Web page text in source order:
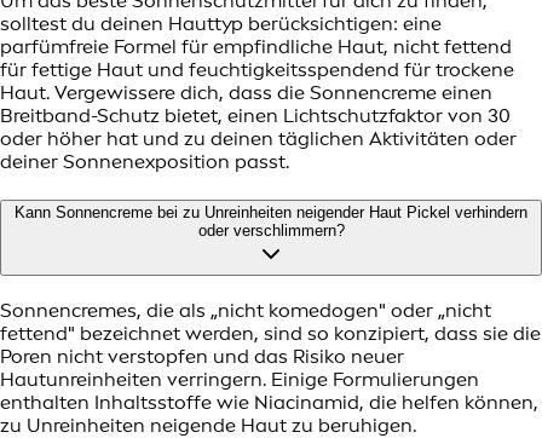
solltest du deinen Hauttyp berücksichtigen: eine
parfümfreie Formel für empfindliche Haut, nicht fettend
für fettige Haut und feuchtigkeitsspendend für trockene
Haut. Vergewissere dich, dass die Sonnencreme einen
Breitband-Schutz bietet, einen Lichtschutzfaktor von 30
oder höher hat und zu deinen täglichen Aktivitäten oder
deiner Sonnenexposition passt.
Kann Sonnencreme bei zu Unreinheiten neigender Haut Pickel verhindern
oder verschlimmern?
Sonnencremes, die als „nicht komedogen" oder „nicht
fettend" bezeichnet werden, sind so konzipiert, dass sie die
Poren nicht verstopfen und das Risiko neuer
Hautunreinheiten verringern. Einige Formulierungen
enthalten Inhaltsstoffe wie Niacinamid, die helfen können,
zu Unreinheiten neigende Haut zu beruhigen.